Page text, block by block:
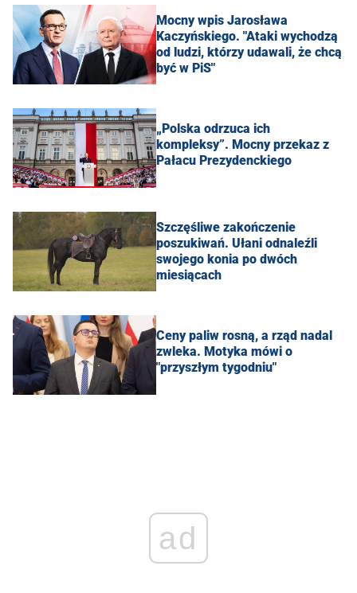
Mocny wpis Jarosława
Kaczyńskiego. "Ataki wychodzą
od ludzi, którzy udawali, że chcą
być w PiS"
„Polska odrzuca ich
kompleksy”. Mocny przekaz z
Pałacu Prezydenckiego
Szczęśliwe zakończenie
poszukiwań. Ułani odnaleźli
swojego konia po dwóch
miesiącach
Ceny paliw rosną, a rząd nadal
zwleka. Motyka mówi o
"przyszłym tygodniu"
ad